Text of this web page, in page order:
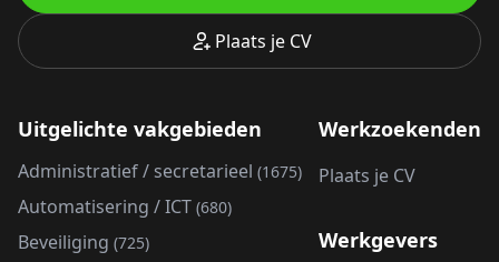
Plaats je CV
Uitgelichte vakgebieden
Administratief / secretarieel (1675)
Automatisering / ICT (680)
Beveiliging (725)
Werkzoekenden
Plaats je CV
Werkgevers